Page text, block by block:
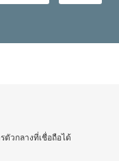
ตัวกลางที่เชื่อถือได้